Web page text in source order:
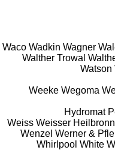
Waco Wadkin Wagner
Walther Trowal
Watson
Weeke Wegoma
Hydromat
Weiss Weisser Heilbronn
Wenzel Werner &
Whirlpool White